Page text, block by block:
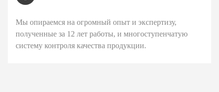
Мы опираемся на огромный опыт и экспертизу,
полученные за 12 лет работы, и многоступенчатую
систему контроля качества продукции.